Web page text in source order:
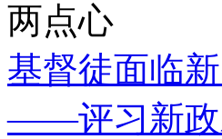
两点心
基督徒面临
——评习新政